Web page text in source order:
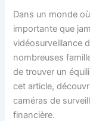
Dans un monde
importante que
vidéosurveillance
nombreuses
de trouver un
cet article,
caméras de
financière.